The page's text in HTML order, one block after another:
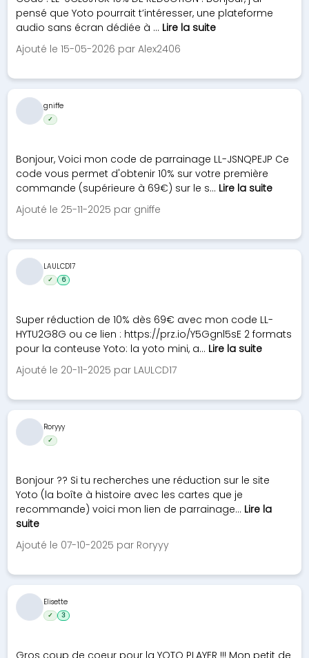
pensé que Yoto pourrait t’intéresser, une plateforme
audio sans écran dédiée à ... Lire la suite
Ajouté le 15-05-2026 par Alex2406
Bonjour, Voici mon code de parrainage LL-JSNQPEJP Ce
code vous permet d'obtenir 10% sur votre première
commande (supérieure à 69€) sur le s... Lire la suite
Ajouté le 25-11-2025 par gniffe
gniffe
✓
Super réduction de 10% dès 69€ avec mon code LL-
HYTU2G8G ou ce lien : https://prz.io/Y5Ggnl5sE 2 formats
pour la conteuse Yoto: la yoto mini, a... Lire la suite
Ajouté le 20-11-2025 par LAULCD17
LAULCD17
✓ 6
Bonjour ?? Si tu recherches une réduction sur le site
Yoto (la boîte à histoire avec les cartes que je
recommande) voici mon lien de parrainage... Lire la
suite
Ajouté le 07-10-2025 par Roryyy
Roryyy
✓
Gros coup de coeur pour la YOTO PLAYER !!! Mon petit de
Elisette
✓ 3